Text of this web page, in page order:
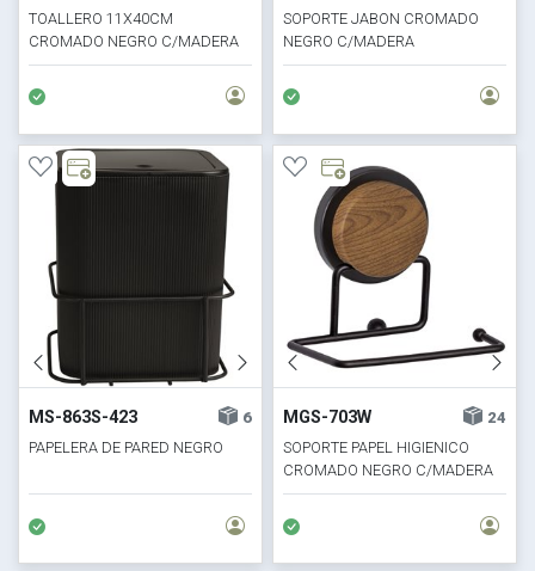
TOALLERO 11X40CM
CROMADO NEGRO C/MADERA
SOPORTE JABON CROMADO
NEGRO C/MADERA
MS-863S-423
6
PAPELERA DE PARED NEGRO
MGS-703W
24
SOPORTE PAPEL HIGIENICO
CROMADO NEGRO C/MADERA